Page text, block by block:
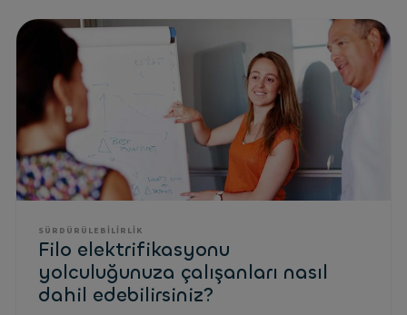
SÜRDÜRÜLEBILIRLIK
Filo elektrifikasyonu
yolculuğunuza çalışanları nasıl
dahil edebilirsiniz?